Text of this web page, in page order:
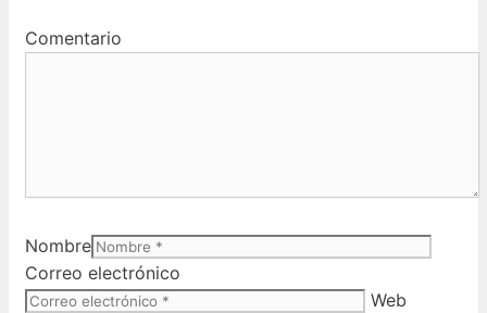
Comentario
Nombre
Correo electrónico
Web